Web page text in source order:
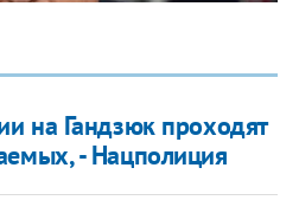
на Гандзюк проходят
- Нацполиция